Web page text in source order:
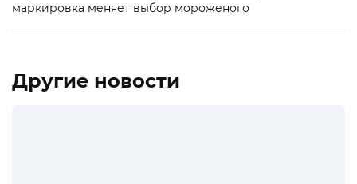
маркировка меняет выбор мороженого
Другие новости